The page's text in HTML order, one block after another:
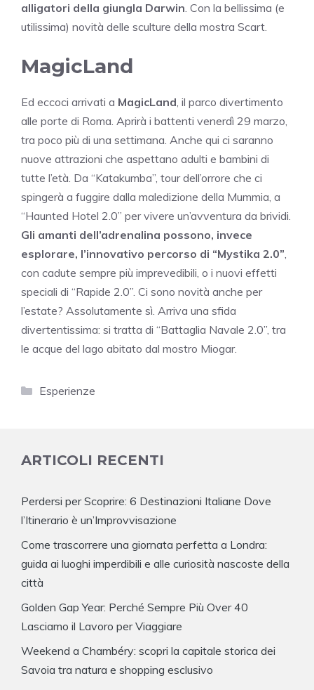
alligatori della giungla Darwin. Con la bellissima (e
utilissima) novità delle sculture della mostra Scart.
MagicLand
Ed eccoci arrivati a MagicLand, il parco divertimento
alle porte di Roma. Aprirà i battenti venerdì 29 marzo,
tra poco più di una settimana. Anche qui ci saranno
nuove attrazioni che aspettano adulti e bambini di
tutte l’età. Da “Katakumba”, tour dell’orrore che ci
spingerà a fuggire dalla maledizione della Mummia, a
“Haunted Hotel 2.0” per vivere un’avventura da brividi.
Gli amanti dell’adrenalina possono, invece
esplorare, l’innovativo percorso di “Mystika 2.0”,
con cadute sempre più imprevedibili, o i nuovi effetti
speciali di “Rapide 2.0”. Ci sono novità anche per
l’estate? Assolutamente sì. Arriva una sfida
divertentissima: si tratta di “Battaglia Navale 2.0”, tra
le acque del lago abitato dal mostro Miogar.
Categorie
Esperienze
ARTICOLI RECENTI
Perdersi per Scoprire: 6 Destinazioni Italiane Dove
l’Itinerario è un’Improvvisazione
Come trascorrere una giornata perfetta a Londra:
guida ai luoghi imperdibili e alle curiosità nascoste della
città
Golden Gap Year: Perché Sempre Più Over 40
Lasciamo il Lavoro per Viaggiare
Weekend a Chambéry: scopri la capitale storica dei
Savoia tra natura e shopping esclusivo